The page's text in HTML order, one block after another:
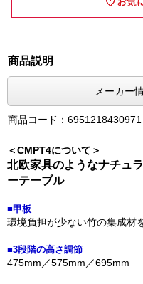
商品説明
メーカー
商品コード：6951218430971
＜CMPT4について＞
北欧家具のようなナチュ
ーテーブル
■甲板
環境負担が少ない竹の集成材
■3段階の高さ調節
475mm／575mm／695mm